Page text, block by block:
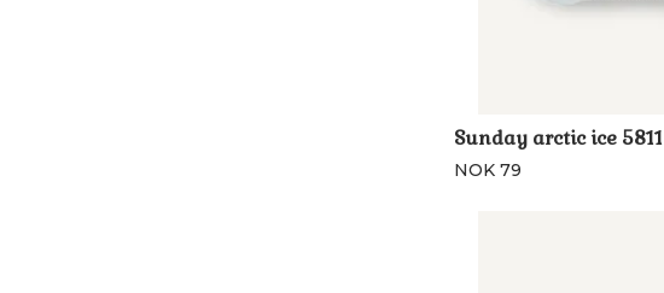
Sunday arctic ice 5811
NOK 79